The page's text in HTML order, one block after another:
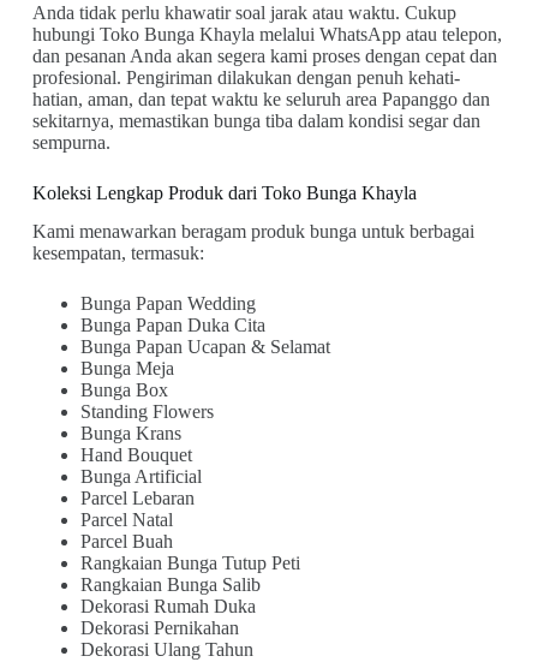
Anda tidak perlu khawatir soal jarak atau waktu. Cukup
hubungi Toko Bunga Khayla melalui WhatsApp atau telepon,
dan pesanan Anda akan segera kami proses dengan cepat dan
profesional. Pengiriman dilakukan dengan penuh kehati-
hatian, aman, dan tepat waktu ke seluruh area Papanggo dan
sekitarnya, memastikan bunga tiba dalam kondisi segar dan
sempurna.
Koleksi Lengkap Produk dari Toko Bunga Khayla
Kami menawarkan beragam produk bunga untuk berbagai
kesempatan, termasuk:
Bunga Papan Wedding
Bunga Papan Duka Cita
Bunga Papan Ucapan & Selamat
Bunga Meja
Bunga Box
Standing Flowers
Bunga Krans
Hand Bouquet
Bunga Artificial
Parcel Lebaran
Parcel Natal
Parcel Buah
Rangkaian Bunga Tutup Peti
Rangkaian Bunga Salib
Dekorasi Rumah Duka
Dekorasi Pernikahan
Dekorasi Ulang Tahun